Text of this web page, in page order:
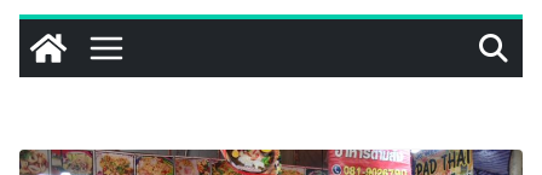
แฟชั่นไอเท็ม เสิร์ฟใหญ่ปักหมุดแลนมาร์คใหม่กลางสถานี
MRT วาง POVA 8 Series จุดเริ่มต้นครั้งสำคัญ
PIPPER STANDARD® เปิดตัวแชมพูอาบน้ำ และ โฟมอาบ
แห้งสัตว์เลี้ยง ชูนวัตกรรมพลังธรรมชาติ “Zero-Residue”